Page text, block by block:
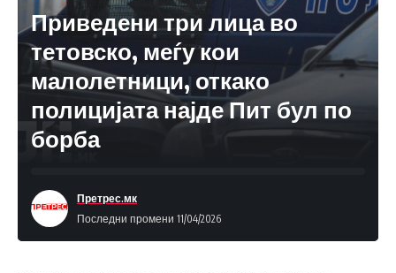
Приведени три лица во
тетовско, меѓу кои
малолетници, откако
полицијата најде Пит бул по
борба
Последни промени 11/04/2026
Претрес.мк